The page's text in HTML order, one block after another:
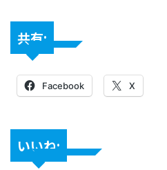
共有:
Facebook X
いいね: